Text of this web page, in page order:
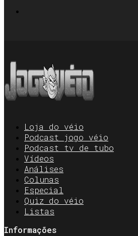
Loja do véio
Podcast jogo véio
Podcast tv de tubo
Vídeos
Análises
Colunas
Especial
Quiz do véio
Listas
Informações